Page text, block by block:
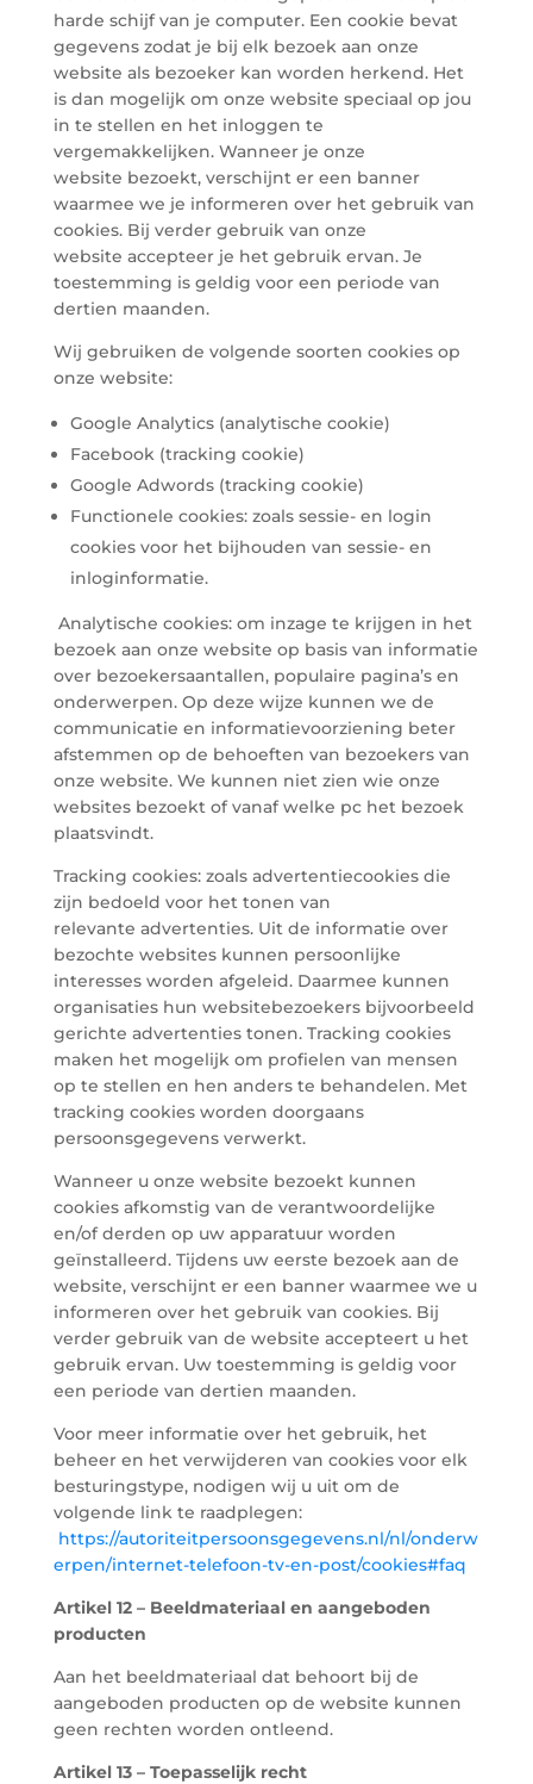
harde schijf van je computer. Een cookie bevat
gegevens zodat je bij elk bezoek aan onze
website als bezoeker kan worden herkend. Het
is dan mogelijk om onze website speciaal op jou
in te stellen en het inloggen te
vergemakkelijken. Wanneer je onze
website bezoekt, verschijnt er een banner
waarmee we je informeren over het gebruik van
cookies. Bij verder gebruik van onze
website accepteer je het gebruik ervan. Je
toestemming is geldig voor een periode van
dertien maanden.
Wij gebruiken de volgende soorten cookies op
onze website:
Google Analytics (analytische cookie) ​​​​​​
Facebook (tracking cookie)
Google Adwords (tracking cookie)
Functionele cookies: zoals sessie- en login
cookies voor het bijhouden van sessie- en
inloginformatie.
Analytische cookies: om inzage te krijgen in het
bezoek aan onze website op basis van informatie
over bezoekersaantallen, populaire pagina’s en
onderwerpen. Op deze wijze kunnen we de
communicatie en informatievoorziening beter
afstemmen op de behoeften van bezoekers van
onze website. We kunnen niet zien wie onze
websites bezoekt of vanaf welke pc het bezoek
plaatsvindt.
Tracking cookies: zoals advertentiecookies die
zijn bedoeld voor het tonen van
relevante advertenties. Uit de informatie over
bezochte websites kunnen persoonlijke
interesses worden afgeleid. Daarmee kunnen
organisaties hun websitebezoekers bijvoorbeeld
gerichte advertenties tonen. Tracking cookies
maken het mogelijk om profielen van mensen
op te stellen en hen anders te behandelen. Met
tracking cookies worden doorgaans
persoonsgegevens verwerkt.
Wanneer u onze website bezoekt kunnen
cookies afkomstig van de verantwoordelijke
en/of derden op uw apparatuur worden
geïnstalleerd. Tijdens uw eerste bezoek aan de
website, verschijnt er een banner waarmee we u
informeren over het gebruik van cookies. Bij
verder gebruik van de website accepteert u het
gebruik ervan. Uw toestemming is geldig voor
een periode van dertien maanden.
Voor meer informatie over het gebruik, het
beheer en het verwijderen van cookies voor elk
besturingstype, nodigen wij u uit om de
volgende link te raadplegen:
https://autoriteitpersoonsgegevens.nl/nl/onderw
erpen/internet-telefoon-tv-en-post/cookies#faq
Artikel 12 – Beeldmateriaal en aangeboden
producten
Aan het beeldmateriaal dat behoort bij de
aangeboden producten op de website kunnen
geen rechten worden ontleend.
Artikel 13 – Toepasselijk recht